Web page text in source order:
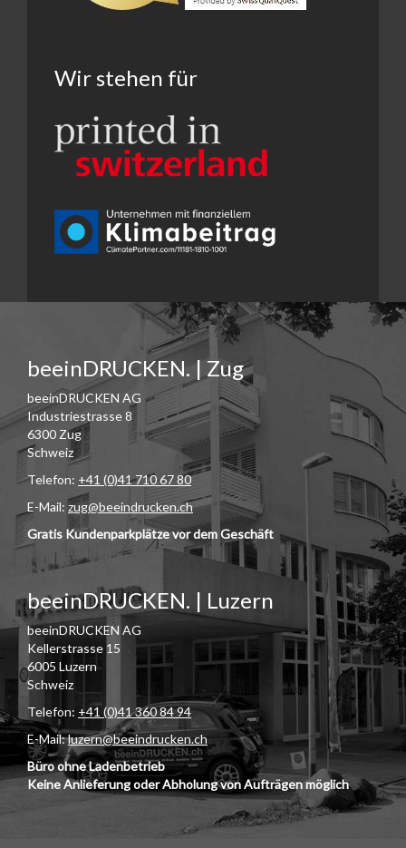
Wir stehen für
beeinDRUCKEN. | Zug
beeinDRUCKEN AG
Industriestrasse 8
6300 Zug
Schweiz
Telefon: +41 (0)41 710 67 80
E-Mail: zug@beeindrucken.ch
Gratis Kundenparkplätze vor dem Geschäft
beeinDRUCKEN. | Luzern
beeinDRUCKEN AG
Kellerstrasse 15
6005 Luzern
Schweiz
Telefon: +41 (0)41 360 84 94
E-Mail:luzern@beeindrucken.ch
Büro ohne Ladenbetrieb
Keine Anlieferung oder Abholung von Aufträgen möglich